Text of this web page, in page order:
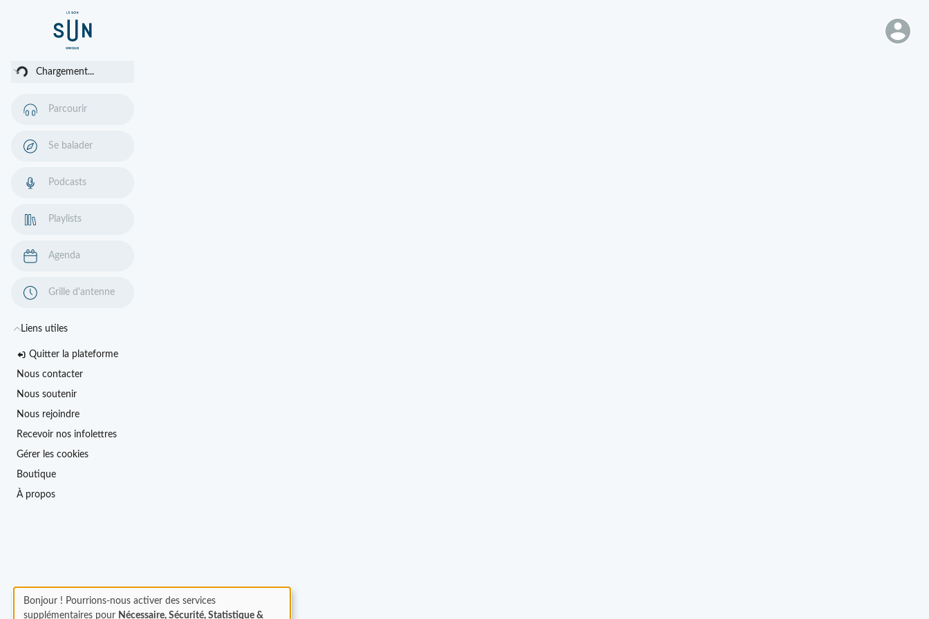
Chargement...
Parcourir
Se balader
Podcasts
Playlists
Agenda
Grille d'antenne
Liens utiles
Quitter la plateforme
Nous contacter
Nous soutenir
Nous rejoindre
Recevoir nos infolettres
Gérer les cookies
Boutique
À propos
Bonjour ! Pourrions-nous activer des services
supplémentaires pour Nécessaire, Sécurité, Statistique &